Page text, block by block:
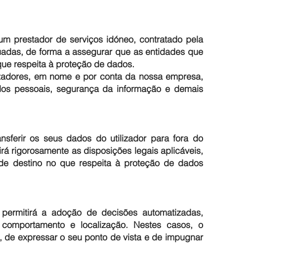
prestador de serviços idóneo, contratado pela
de forma a assegurar que as entidades que
respeita à proteção de dados.
em nome e por conta da nossa empresa,
pessoais, segurança da informação e demais
os seus dados do utilizador para fora do
rigorosamente as disposições legais aplicáveis,
destino no que respeita à proteção de dados
a adoção de decisões automatizadas,
e localização. Nestes casos, o
expressar o seu ponto de vista e de impugnar